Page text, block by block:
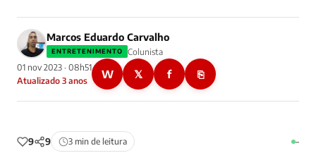
Marcos Eduardo Carvalho
ENTRETENIMENTO
Colunista
01 nov 2023 · 08h51
Atualizado 3 anos
W 𝕏 f ⎘
9 9 3 min de leitura –